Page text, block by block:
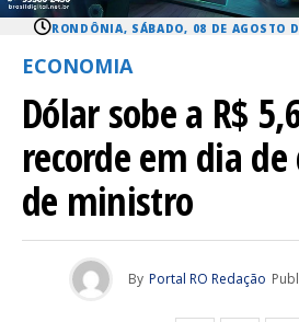
RONDÔNIA, SÁBADO, 08 DE AGOSTO
ECONOMIA
Dólar sobe a R$
recorde em dia
de ministro
By Portal RO Redação